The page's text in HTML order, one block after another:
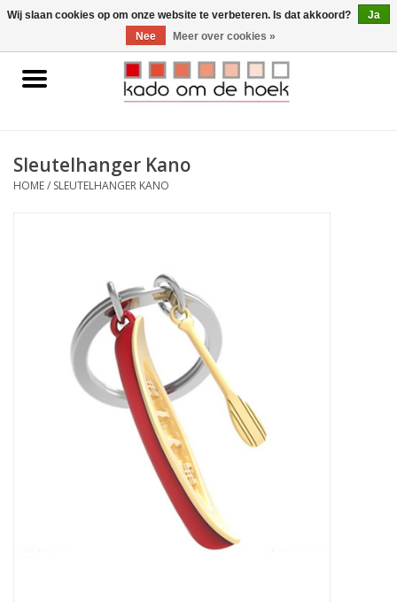
0 Artikelen - €0,00
Home
Gadgets
Sleutelhanger Kano
HOME/ SLEUTELHANGER KANO
Wij slaan cookies op om onze website te verbeteren. Is dat akkoord?
Ja
Nee
Meer over cookies »